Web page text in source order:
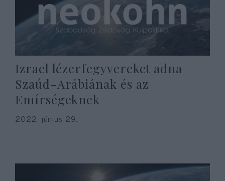
Izrael lézerfegyvereket adna
Szaúd-Arábiának és az
Emírségeknek
2022. június 29.